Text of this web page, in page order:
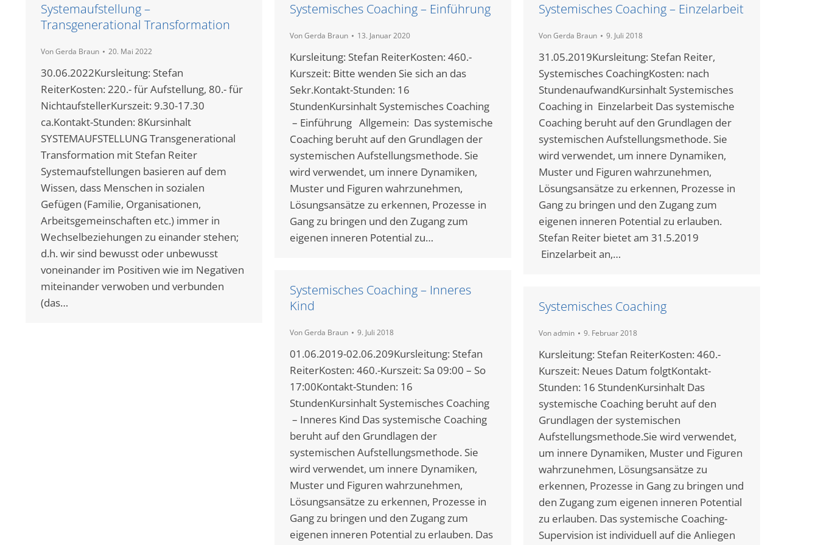
Systemaufstellung –
Transgenerational Transformation
VonGerda Braun 20. Mai 2022
30.06.2022Kursleitung: Stefan
ReiterKosten: 220.- für Aufstellung, 80.- für
NichtaufstellerKurszeit: 9.30-17.30
ca.Kontakt-Stunden: 8Kursinhalt
SYSTEMAUFSTELLUNG Transgenerational
Transformation mit Stefan Reiter
Systemaufstellungen basieren auf dem
Wissen, dass Menschen in sozialen
Gefügen (Familie, Organisationen,
Arbeitsgemeinschaften etc.) immer in
Wechselbeziehungen zu einander stehen;
d.h. wir sind bewusst oder unbewusst
voneinander im Positiven wie im Negativen
miteinander verwoben und verbunden
(das…
Systemisches Coaching – Einführung
VonGerda Braun 13. Januar 2020
Kursleitung: Stefan ReiterKosten: 460.-
Kurszeit: Bitte wenden Sie sich an das
Sekr.Kontakt-Stunden: 16
StundenKursinhalt Systemisches Coaching
– Einführung Allgemein: Das systemische
Coaching beruht auf den Grundlagen der
systemischen Aufstellungsmethode. Sie
wird verwendet, um innere Dynamiken,
Muster und Figuren wahrzunehmen,
Lösungsansätze zu erkennen, Prozesse in
Gang zu bringen und den Zugang zum
eigenen inneren Potential zu…
Systemisches Coaching – Einzelarbeit
VonGerda Braun 9. Juli 2018
31.05.2019Kursleitung: Stefan Reiter,
Systemisches CoachingKosten: nach
StundenaufwandKursinhalt Systemisches
Coaching in Einzelarbeit Das systemische
Coaching beruht auf den Grundlagen der
systemischen Aufstellungsmethode. Sie
wird verwendet, um innere Dynamiken,
Muster und Figuren wahrzunehmen,
Lösungsansätze zu erkennen, Prozesse in
Gang zu bringen und den Zugang zum
eigenen inneren Potential zu erlauben.
Stefan Reiter bietet am 31.5.2019
Einzelarbeit an,…
Systemisches Coaching – Inneres
Kind
VonGerda Braun 9. Juli 2018
01.06.2019-02.06.209Kursleitung: Stefan
ReiterKosten: 460.-Kurszeit: Sa 09:00 – So
17:00Kontakt-Stunden: 16
StundenKursinhalt Systemisches Coaching
– Inneres Kind Das systemische Coaching
beruht auf den Grundlagen der
systemischen Aufstellungsmethode. Sie
wird verwendet, um innere Dynamiken,
Muster und Figuren wahrzunehmen,
Lösungsansätze zu erkennen, Prozesse in
Gang zu bringen und den Zugang zum
eigenen inneren Potential zu erlauben. Das
Systemisches Coaching
Vonadmin 9. Februar 2018
Kursleitung: Stefan ReiterKosten: 460.-
Kurszeit: Neues Datum folgtKontakt-
Stunden: 16 StundenKursinhalt Das
systemische Coaching beruht auf den
Grundlagen der systemischen
Aufstellungsmethode.Sie wird verwendet,
um innere Dynamiken, Muster und Figuren
wahrzunehmen, Lösungsansätze zu
erkennen, Prozesse in Gang zu bringen und
den Zugang zum eigenen inneren Potential
zu erlauben. Das systemische Coaching-
Supervision ist individuell auf die Anliegen